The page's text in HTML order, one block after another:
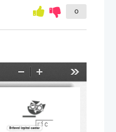
meni 0
Pomanjšaj